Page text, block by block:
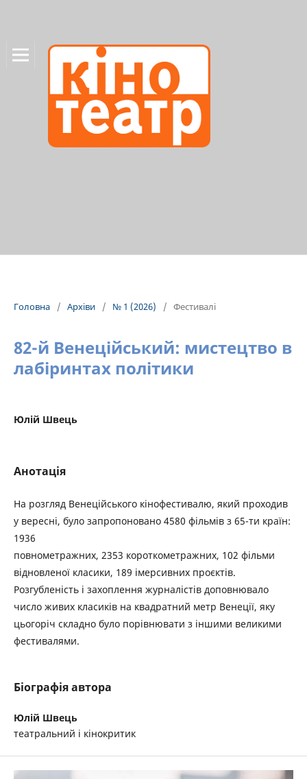
Головна / Архіви / № 1 (2026) / Фестивалі
82-й Венеційський: мистецтво в
лабіринтах політики
Юлій Швець
Анотація
На розгляд Венеційського кінофестивалю, який проходив
у вересні, було запропоновано 4580 фільмів з 65-ти країн:
1936
повнометражних, 2353 короткометражних, 102 фільми
відновленої класики, 189 імерсивних проєктів.
Розгубленість і захоплення журналістів доповнювало
число живих класиків на квадратний метр Венеції, яку
цьогоріч складно було порівнювати з іншими великими
фестивалями.
Біографія автора
Юлій Швець
театральний і кінокритик